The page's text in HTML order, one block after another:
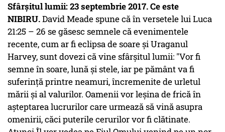
Sfârșitul lumii: 23 septembrie 2017. Ce este
NIBIRU.David Meade spune că în versetele lui Luca
21:25 – 26 se găsesc semnele că evenimentele
recente, cum ar fi eclipsa de soare şi Uraganul
Harvey, sunt dovezi că vine sfârşitul lumii: "Vor fi
semne în soare, lună şi stele, iar pe pământ va fi
suferinţă printre neamuri, încremenite de urletul
mării şi al valurilor. Oamenii vor leşina de frică în
aşteptarea lucrurilor care urmează să vină asupra
omenirii, căci puterile cerurilor vor fi clătinate.